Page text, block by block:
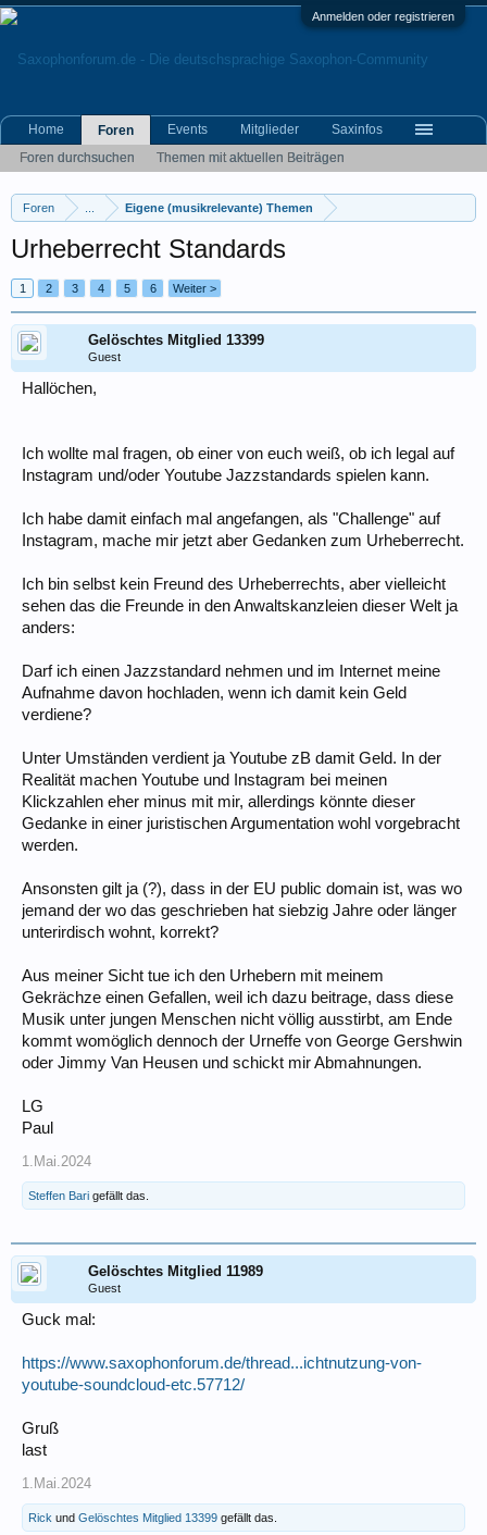
Anmelden oder registrieren
Foren Eigene (musikrelevante) Themen
Urheberrecht Standards
1 2 3 4 5 6 Weiter >
Gelöschtes Mitglied 13399
Guest
Hallöchen,
Ich wollte mal fragen, ob einer von euch weiß, ob ich legal auf
Instagram und/oder Youtube Jazzstandards spielen kann.
Ich habe damit einfach mal angefangen, als "Challenge" auf
Instagram, mache mir jetzt aber Gedanken zum Urheberrecht.
Ich bin selbst kein Freund des Urheberrechts, aber vielleicht
sehen das die Freunde in den Anwaltskanzleien dieser Welt ja
anders:
Darf ich einen Jazzstandard nehmen und im Internet meine
Aufnahme davon hochladen, wenn ich damit kein Geld
verdiene?
Unter Umständen verdient ja Youtube zB damit Geld. In der
Realität machen Youtube und Instagram bei meinen
Klickzahlen eher minus mit mir, allerdings könnte dieser
Gedanke in einer juristischen Argumentation wohl vorgebracht
werden.
Ansonsten gilt ja (?), dass in der EU public domain ist, was wo
jemand der wo das geschrieben hat siebzig Jahre oder länger
unterirdisch wohnt, korrekt?
Aus meiner Sicht tue ich den Urhebern mit meinem
Gekrächze einen Gefallen, weil ich dazu beitrage, dass diese
Musik unter jungen Menschen nicht völlig ausstirbt, am Ende
kommt womöglich dennoch der Urneffe von George Gershwin
oder Jimmy Van Heusen und schickt mir Abmahnungen.
LG
Paul
1.Mai.2024
Steffen Bari gefällt das.
Gelöschtes Mitglied 11989
Guest
Guck mal:
https://www.saxophonforum.de/thread...ichtnutzung-von-
youtube-soundcloud-etc.57712/
Gruß
last
1.Mai.2024
Rick und Gelöschtes Mitglied 13399 gefällt das.
Home
Foren
Foren durchsuchen
Themen mit aktuellen Beiträgen
Events Mitglieder Saxinfos